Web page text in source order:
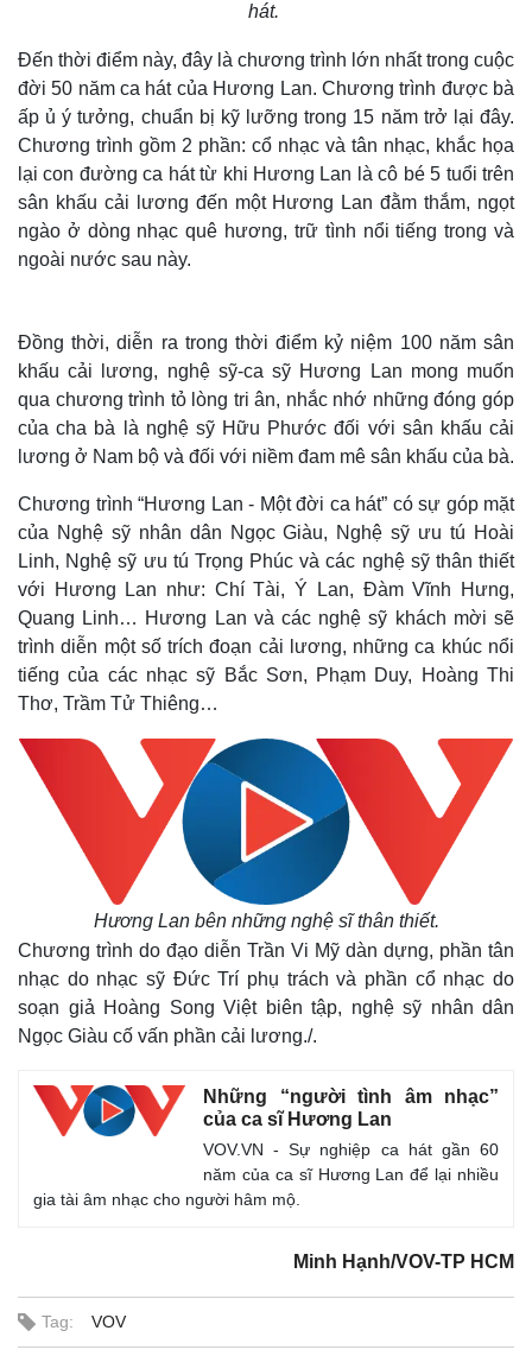
Thế giới
Quan sát
Cuộc sống đó đây
Multimedia
Video
Infographic
hát.
Đến thời điểm này, đây là chương trình lớn nhất trong cuộc
đời 50 năm ca hát của Hương Lan. Chương trình được bà
ấp ủ ý tưởng, chuẩn bị kỹ lưỡng trong 15 năm trở lại đây.
Chương trình gồm 2 phần: cổ nhạc và tân nhạc, khắc họa
lại con đường ca hát từ khi Hương Lan là cô bé 5 tuổi trên
sân khấu cải lương đến một Hương Lan đằm thắm, ngọt
ngào ở dòng nhạc quê hương, trữ tình nổi tiếng trong và
ngoài nước sau này.
Đồng thời, diễn ra trong thời điểm kỷ niệm 100 năm sân
khấu cải lương, nghệ sỹ-ca sỹ Hương Lan mong muốn
qua chương trình tỏ lòng tri ân, nhắc nhớ những đóng góp
của cha bà là nghệ sỹ Hữu Phước đối với sân khấu cải
lương ở Nam bộ và đối với niềm đam mê sân khấu của bà.
Chương trình “Hương Lan - Một đời ca hát” có sự góp mặt
của Nghệ sỹ nhân dân Ngọc Giàu, Nghệ sỹ ưu tú Hoài
Linh, Nghệ sỹ ưu tú Trọng Phúc và các nghệ sỹ thân thiết
với Hương Lan như: Chí Tài, Ý Lan, Đàm Vĩnh Hưng,
Quang Linh… Hương Lan và các nghệ sỹ khách mời sẽ
trình diễn một số trích đoạn cải lương, những ca khúc nổi
tiếng của các nhạc sỹ Bắc Sơn, Phạm Duy, Hoàng Thi
Thơ, Trầm Tử Thiêng…
Hương Lan bên những nghệ sĩ thân thiết.
Chương trình do đạo diễn Trần Vi Mỹ dàn dựng, phần tân
nhạc do nhạc sỹ Đức Trí phụ trách và phần cổ nhạc do
soạn giả Hoàng Song Việt biên tập, nghệ sỹ nhân dân
Ngọc Giàu cố vấn phần cải lương./.
Những “người tình âm nhạc”
của ca sĩ Hương Lan
VOV.VN - Sự nghiệp ca hát gần 60
năm của ca sĩ Hương Lan để lại nhiều
gia tài âm nhạc cho người hâm mộ.
Minh Hạnh/VOV-TP HCM
Tag: VOV